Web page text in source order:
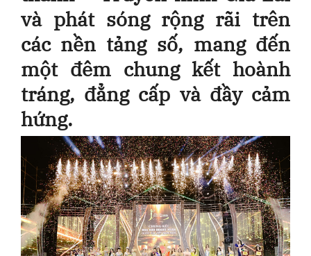
và phát sóng rộng rãi trên
các nền tảng số, mang đến
một đêm chung kết hoành
tráng, đẳng cấp và đầy cảm
hứng.